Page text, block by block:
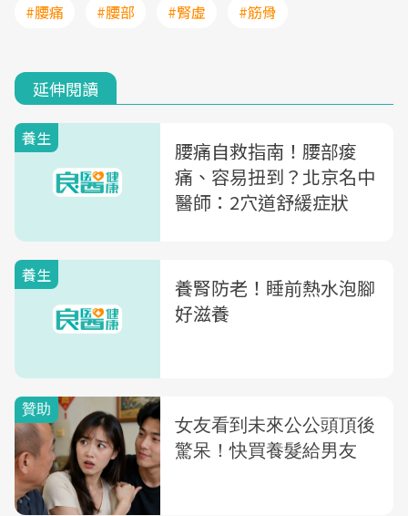
#腰痛 #腰部 #腎虛 #筋骨
延伸閱讀
養生
腰痛自救指南！腰部痠
痛、容易扭到？北京名中
醫師：2穴道舒緩症狀
養生
養腎防老！睡前熱水泡腳
好滋養